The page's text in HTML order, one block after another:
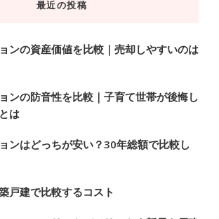
最近の投稿
ンの資産価値を比較｜売却しやすいのは
ンの防音性を比較｜子育て世帯が後悔し
は
ンはどっちが安い？30年総額で比較し
戸建で比較するコスト